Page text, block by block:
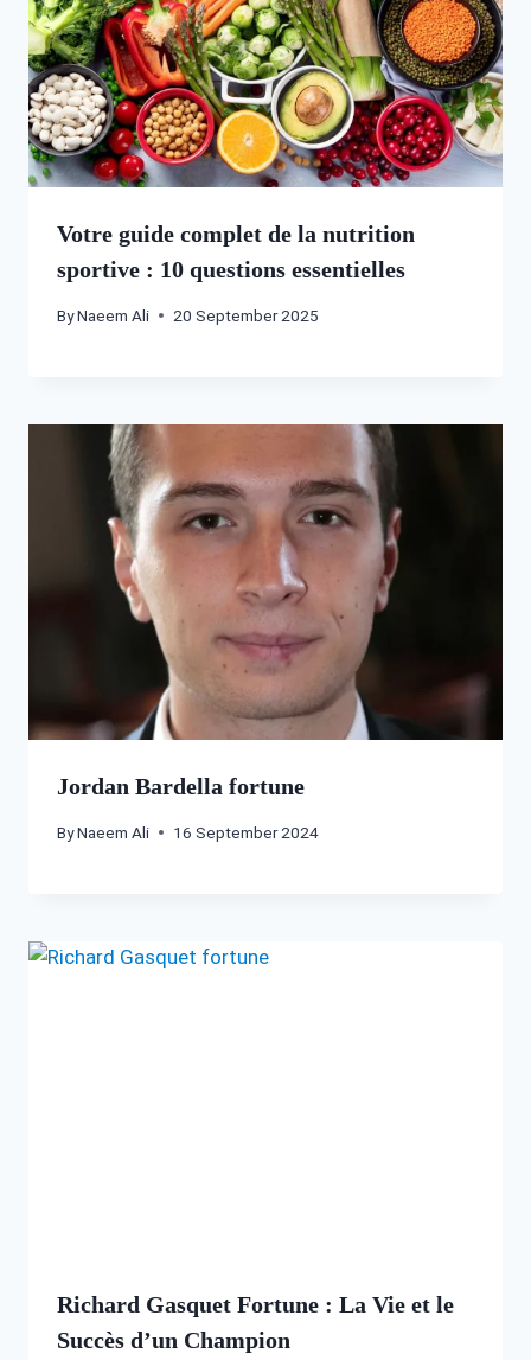
Votre guide complet de la nutrition
sportive : 10 questions essentielles
ByNaeem Ali 20 September 2025
Jordan Bardella fortune
ByNaeem Ali 16 September 2024
Richard Gasquet Fortune : La Vie et le
Succès d’un Champion